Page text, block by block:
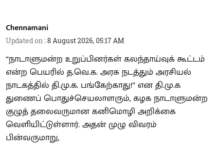
Chennamani
Updated on :8 August 2026, 05:17 AM
“நாடாளுமன்ற உறுப்பினர்கள் கலந்தாய்வுக் கூட்டம்
என்ற பெயரில் த.வெ.க. அரசு நடத்தும் அரசியல்
நாடகத்தில் தி.மு.க. பங்கேற்காது!” என தி.மு.க
துணைப் பொதுச்செயலாளரும், கழக நாடாளுமன்ற
குழுத் தலைவருமான கனிமொழி அறிக்கை
வெளியிட்டுள்ளார். அதன் முழு விவரம்
பின்வருமாறு,